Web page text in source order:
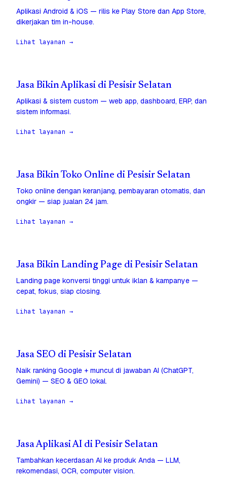
Aplikasi Android & iOS — rilis ke Play Store dan App Store,
dikerjakan tim in-house.
Lihat layanan →
Jasa Bikin Aplikasi di Pesisir Selatan
Aplikasi & sistem custom — web app, dashboard, ERP, dan
sistem informasi.
Lihat layanan →
Jasa Bikin Toko Online di Pesisir Selatan
Toko online dengan keranjang, pembayaran otomatis, dan
ongkir — siap jualan 24 jam.
Lihat layanan →
Jasa Bikin Landing Page di Pesisir Selatan
Landing page konversi tinggi untuk iklan & kampanye —
cepat, fokus, siap closing.
Lihat layanan →
Jasa SEO di Pesisir Selatan
Naik ranking Google + muncul di jawaban AI (ChatGPT,
Gemini) — SEO & GEO lokal.
Lihat layanan →
Jasa Aplikasi AI di Pesisir Selatan
Tambahkan kecerdasan AI ke produk Anda — LLM,
rekomendasi, OCR, computer vision.